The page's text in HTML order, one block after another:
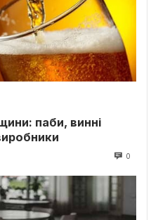
паби, винні
0